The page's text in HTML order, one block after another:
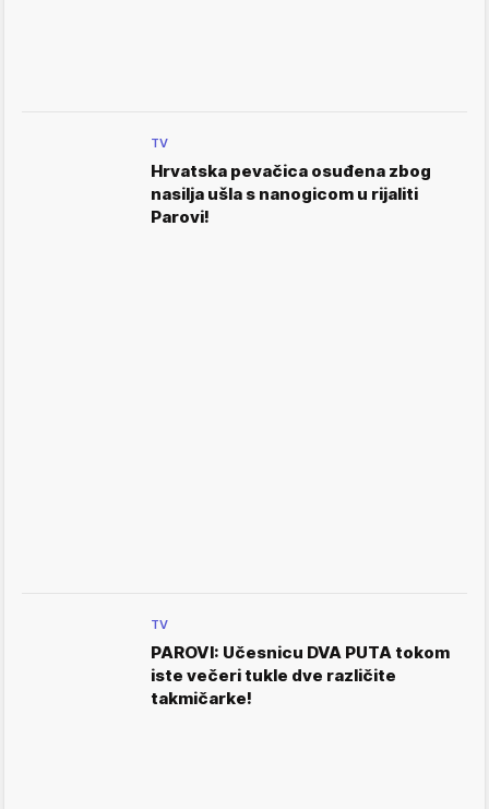
TV
Hrvatska pevačica osuđena zbog
nasilja ušla s nanogicom u rijaliti
Parovi!
TV
PAROVI: Učesnicu DVA PUTA tokom
iste večeri tukle dve različite
takmičarke!